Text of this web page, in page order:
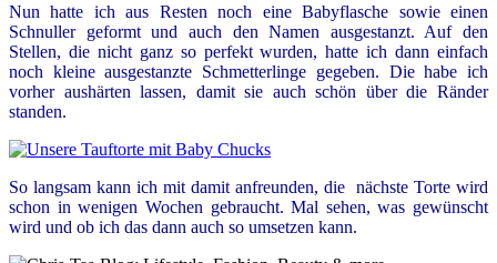
Nun hatte ich aus Resten noch eine Babyflasche sowie einen
Schnuller geformt und auch den Namen ausgestanzt. Auf den
Stellen, die nicht ganz so perfekt wurden, hatte ich dann einfach
noch kleine ausgestanzte Schmetterlinge gegeben. Die habe ich
vorher aushärten lassen, damit sie auch schön über die Ränder
standen.
So langsam kann ich mit damit anfreunden, die nächste Torte wird
schon in wenigen Wochen gebraucht. Mal sehen, was gewünscht
wird und ob ich das dann auch so umsetzen kann.